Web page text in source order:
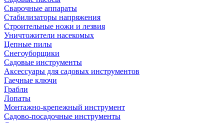
Сварочные аппараты
Стабилизаторы напряжения
Строительные ножи и лезвия
Уничтожители насекомых
Цепные пилы
Снегоуборщики
Садовые инструменты
Аксессуары для садовых инструментов
Гаечные ключи
Грабли
Лопаты
Монтажно-крепежный инструмент
Садово-посадочные инструменты